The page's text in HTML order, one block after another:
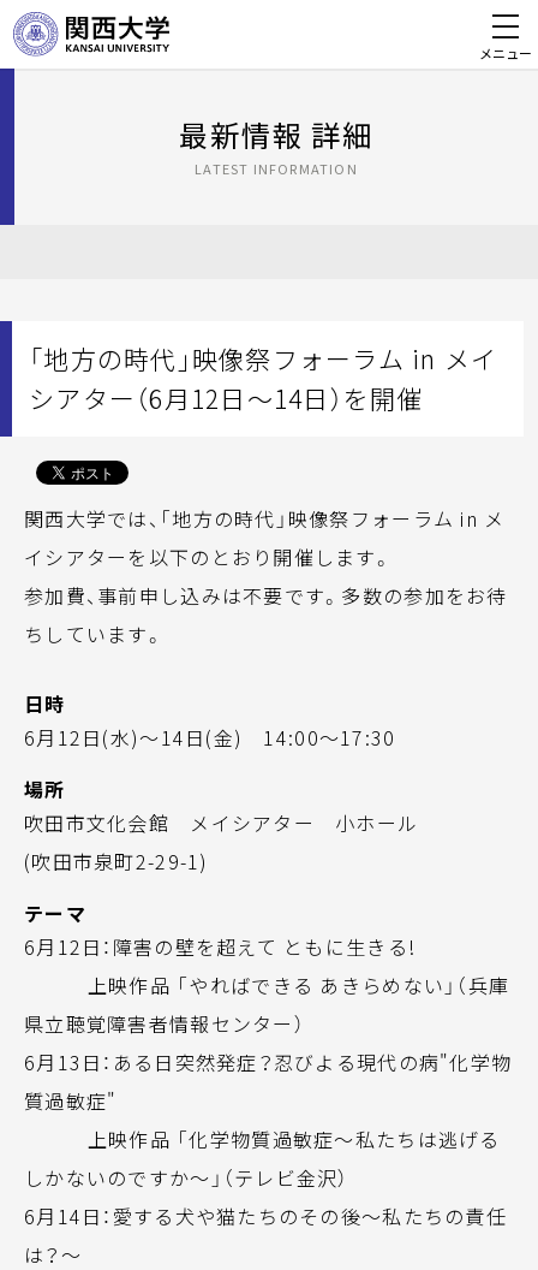
メニュー
最新情報 詳細
LATEST INFORMATION
「地方の時代」映像祭フォーラム in メイ
シアター（6月12日～14日）を開催
関西大学では、「地方の時代」映像祭フォーラム in メ
イシアターを以下のとおり開催します。
参加費、事前申し込みは不要です。多数の参加をお待
ちしています。
日時
6月12日(水)～14日(金) 14:00～17:30
場所
吹田市文化会館 メイシアター 小ホール
(吹田市泉町2-29-1)
テーマ
6月12日：障害の壁を超えて ともに生きる!
上映作品 「やればできる あきらめない」（兵庫
県立聴覚障害者情報センター）
6月13日：ある日突然発症？忍びよる現代の病"化学物
質過敏症"
上映作品 「化学物質過敏症～私たちは逃げる
しかないのですか～」（テレビ金沢）
6月14日：愛する犬や猫たちのその後～私たちの責任
は？～